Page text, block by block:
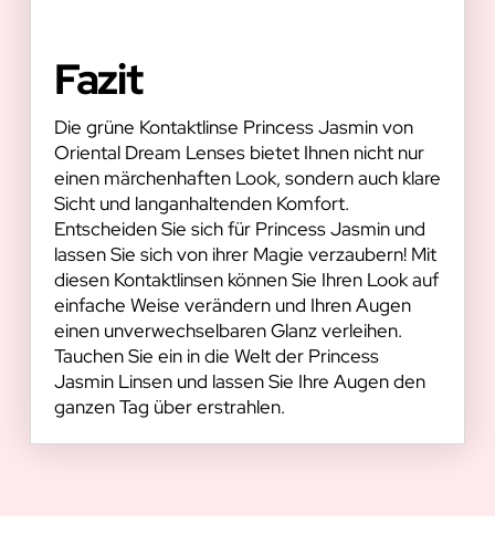
Fazit
Die grüne Kontaktlinse Princess Jasmin von
Oriental Dream Lenses bietet Ihnen nicht nur
einen märchenhaften Look, sondern auch klare
Sicht und langanhaltenden Komfort.
Entscheiden Sie sich für Princess Jasmin und
lassen Sie sich von ihrer Magie verzaubern! Mit
diesen Kontaktlinsen können Sie Ihren Look auf
einfache Weise verändern und Ihren Augen
einen unverwechselbaren Glanz verleihen.
Tauchen Sie ein in die Welt der Princess
Jasmin Linsen und lassen Sie Ihre Augen den
ganzen Tag über erstrahlen.